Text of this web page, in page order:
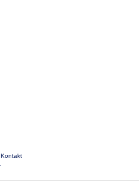
Kontakt